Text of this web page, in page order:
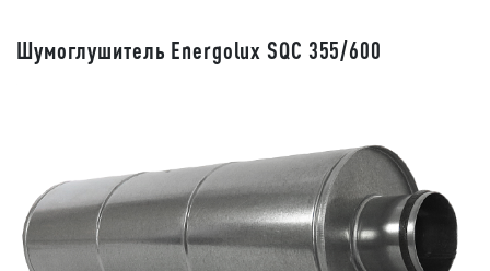
Шумоглушитель Energolux SQC 355/600